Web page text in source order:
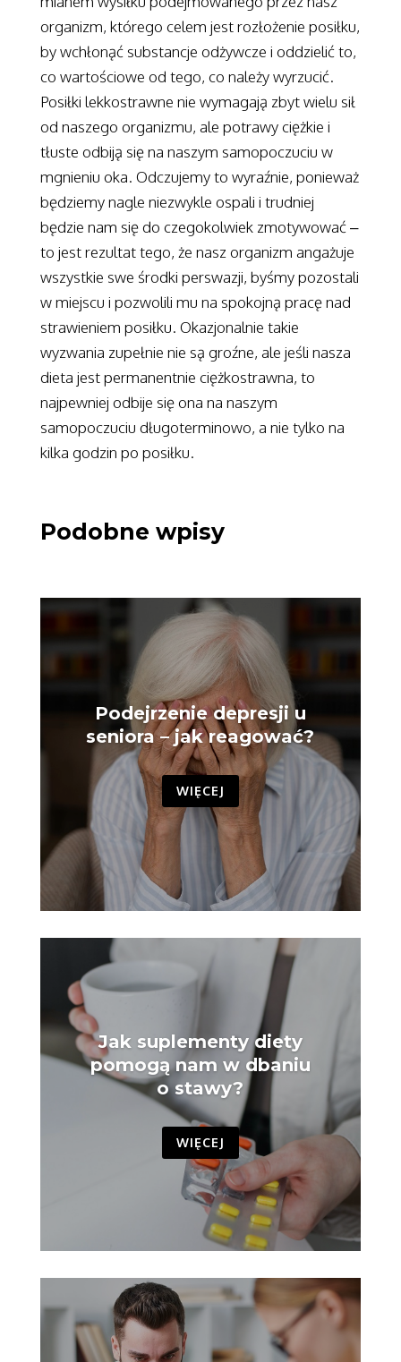
organizm, którego celem jest rozłożenie posiłku,
by wchłonąć substancje odżywcze i oddzielić to,
co wartościowe od tego, co należy wyrzucić.
Posiłki lekkostrawne nie wymagają zbyt wielu sił
od naszego organizmu, ale potrawy ciężkie i
tłuste odbiją się na naszym samopoczuciu w
mgnieniu oka. Odczujemy to wyraźnie, ponieważ
będziemy nagle niezwykle ospali i trudniej
będzie nam się do czegokolwiek zmotywować –
to jest rezultat tego, że nasz organizm angażuje
wszystkie swe środki perswazji, byśmy pozostali
w miejscu i pozwolili mu na spokojną pracę nad
strawieniem posiłku. Okazjonalnie takie
wyzwania zupełnie nie są groźne, ale jeśli nasza
dieta jest permanentnie ciężkostrawna, to
najpewniej odbije się ona na naszym
samopoczuciu długoterminowo, a nie tylko na
kilka godzin po posiłku.
Podobne wpisy
Podejrzenie depresji u
seniora – jak reagować?
WIĘCEJ
Jak suplementy diety
pomogą nam w dbaniu
o stawy?
WIĘCEJ